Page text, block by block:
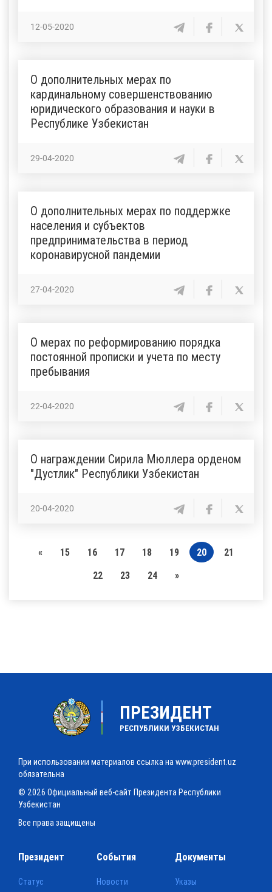
12-05-2020
О дополнительных мерах по
кардинальному совершенствованию
юридического образования и науки в
Республике Узбекистан
29-04-2020
О дополнительных мерах по поддержке
населения и субъектов
предпринимательства в период
коронавирусной пандемии
27-04-2020
О мерах по реформированию порядка
постоянной прописки и учета по месту
пребывания
22-04-2020
О награждении Сирила Мюллера орденом
"Дустлик" Республики Узбекистан
20-04-2020
« 15 16 17 18 19 20
21
22
23 24 »
ПРЕЗИДЕНТ
РЕСПУБЛИКИ УЗБЕКИСТАН
При использовании материалов ссылка на www.president.uz
обязательна
© 2026 Официальный веб-сайт Президента Республики
Узбекистан
Все права защищены
Президент
Статус
События
Новости
Документы
Указы